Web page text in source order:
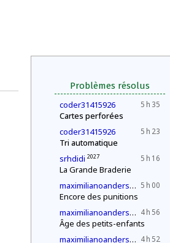
Problèmes résolus
5 h 35
coder31415926
Cartes perforées
5 h 23
coder31415926
Tri automatique
5 h 16
srhdidi 2027
La Grande Braderie
5 h 00
maximilianoandersen3 2027
Encore des punitions
4 h 56
maximilianoandersen3 2027
Âge des petits-enfants
4 h 52
maximilianoandersen3 2027